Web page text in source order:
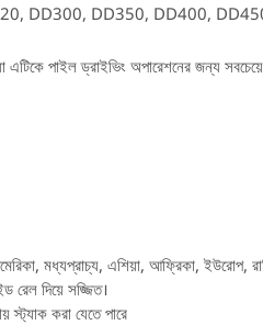
DD300, DD350, DD400,
এটিকে পাইল ড্রাইভিং অপারেশনের জন্য
মধ্যপ্রাচ্য, এশিয়া, আফ্রিকা, ইউরোপ,
দিয়ে সজ্জিত।
করা যেতে পারে